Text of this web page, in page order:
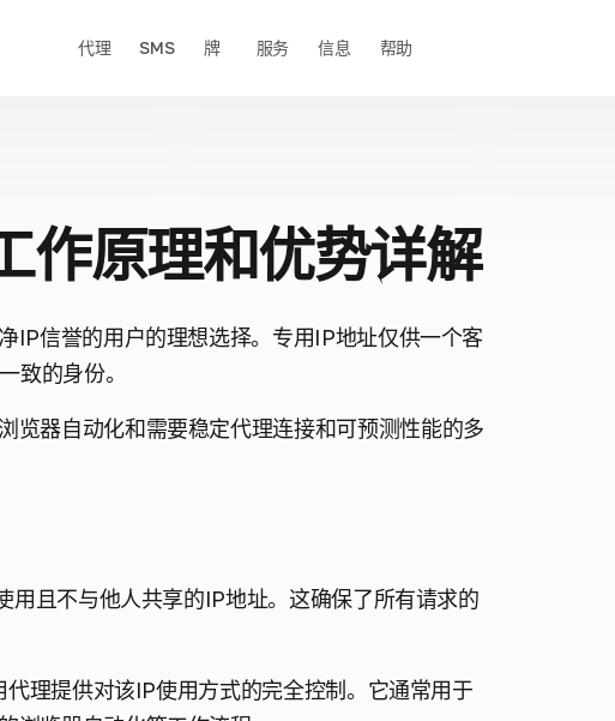
代理 SMS 牌 服务 信息 帮助
作原理和优势详解
IP信誉的用户的理想选择。专用IP地址仅供一个客
致的身份。
览器自动化和需要稳定代理连接和可预测性能的多
用且不与他人共享的IP地址。这确保了所有请求的
理提供对该IP使用方式的完全控制。它通常用于